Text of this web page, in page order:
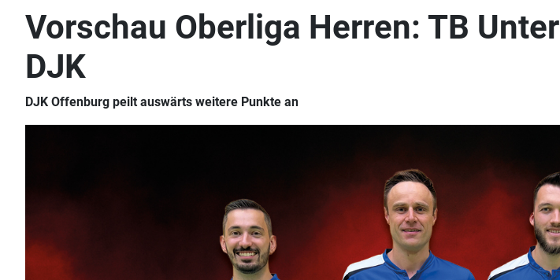
Vorschau Oberliga Herren: TB
DJK
DJK Offenburg peilt auswärts weitere Punkte an